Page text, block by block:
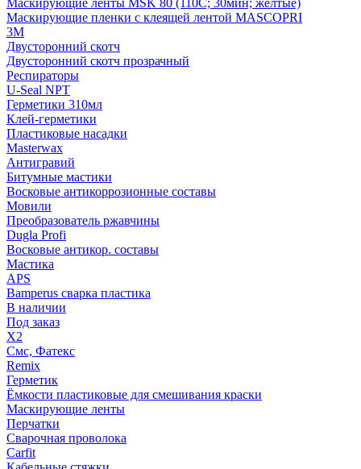
Маскирующие ленты MSK 80 (110С; 30мин; желтые)
Маскирующие пленки с клеящей лентой MASCOPRI
3M
Двусторонний скотч
Двусторонний скотч прозрачный
Респираторы
U-Seal NPT
Герметики 310мл
Клей-герметики
Пластиковые насадки
Masterwax
Антигравий
Битумные мастики
Восковые антикоррозионные составы
Мовили
Преобразователь ржавчины
Dugla Profi
Восковые антикор. составы
Мастика
APS
Bamperus сварка пластика
В наличии
Под заказ
X2
Смс, Фатекс
Remix
Герметик
Ёмкости пластиковые для смешивания краски
Маскирующие ленты
Перчатки
Сварочная проволока
Carfit